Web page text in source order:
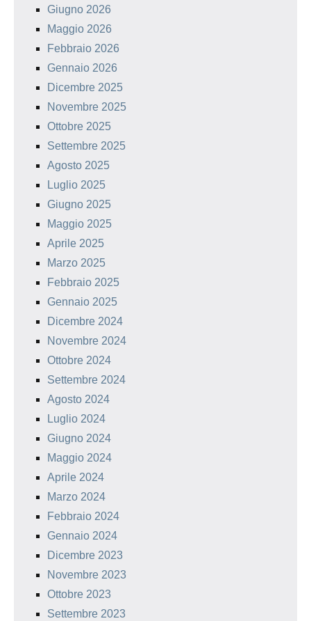
Giugno 2026
Maggio 2026
Febbraio 2026
Gennaio 2026
Dicembre 2025
Novembre 2025
Ottobre 2025
Settembre 2025
Agosto 2025
Luglio 2025
Giugno 2025
Maggio 2025
Aprile 2025
Marzo 2025
Febbraio 2025
Gennaio 2025
Dicembre 2024
Novembre 2024
Ottobre 2024
Settembre 2024
Agosto 2024
Luglio 2024
Giugno 2024
Maggio 2024
Aprile 2024
Marzo 2024
Febbraio 2024
Gennaio 2024
Dicembre 2023
Novembre 2023
Ottobre 2023
Settembre 2023